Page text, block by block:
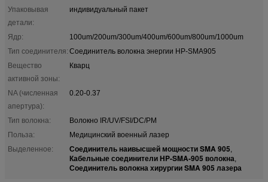
Упаковывая
детали:
индивидуальный пакет
Ядр:
100um/200um/300um/400um/600um/800um/1000um
Тип соединителя: Соединитель волокна энергии HP-SMA905
Вещество
активной зоны:
Кварц
NA (численная
апертура):
0.20-0.37
Тип волокна:
Волокно IR/UV/FSI/DC/PM
Польза:
Медицинский военный лазер
Выделенное:
Соединитель наивысшей мощности SMA 905,
Кабельные соединители HP-SMA-905 волокна,
Соединитель волокна хирургии SMA 905 лазера